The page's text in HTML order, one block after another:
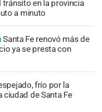
tránsito en la provincia
a minuto
Santa Fe renovó más de
ya se presta con
frío por la
ciudad de Santa Fe